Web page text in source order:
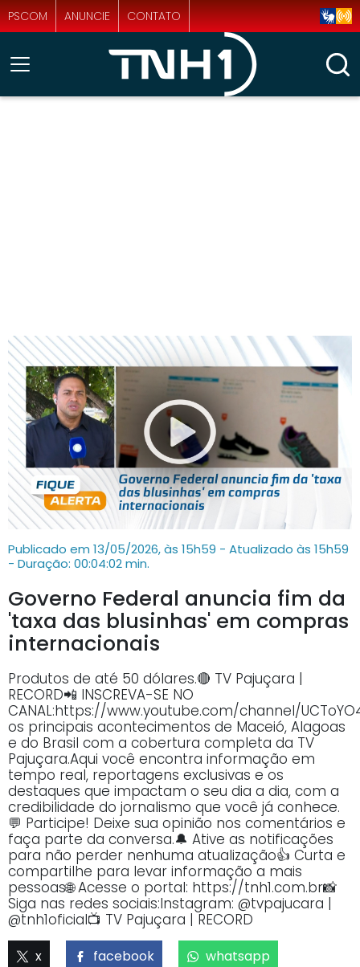
PSCOM ANUNCIE CONTATO
Publicado em 13/05/2026, às 15h59 - Atualizado às 15h59
- Duração: 00:04:02 min.
Governo Federal anuncia fim da
'taxa das blusinhas' em compras
internacionais
Produtos de até 50 dólares.🔴 TV Pajuçara |
RECORD📲 INSCREVA-SE NO
CANAL:https://www.youtube.com/channel/
os principais acontecimentos de Maceió, Alagoas
e do Brasil com a cobertura completa da TV
Pajuçara.Aqui você encontra informação em
tempo real, reportagens exclusivas e os
destaques que impactam o seu dia a dia, com a
credibilidade do jornalismo que você já conhece.
💬 Participe! Deixe sua opinião nos comentários e
faça parte da conversa.🔔 Ative as notificações
para não perder nenhuma atualização👍 Curta e
compartilhe para levar informação a mais
pessoas🌐 Acesse o portal: https://tnh1.com.br📸
Siga nas redes sociais:Instagram: @tvpajucara |
@tnh1oficial📺 TV Pajuçara | RECORD
x facebook
whatsapp